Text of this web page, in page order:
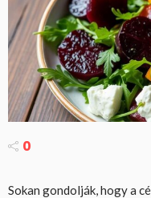
0
Sokan gondolják, hogy a